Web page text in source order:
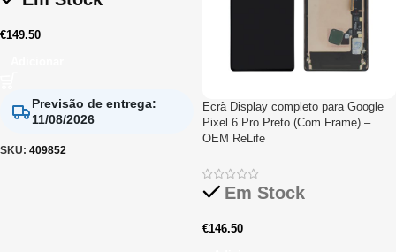
€149.50
Previsão de entrega:
11/08/2026
SKU: 409852
Ecrã Display completo para Google
Pixel 6 Pro Preto (Com Frame) –
OEM ReLife
Em Stock
€146.50